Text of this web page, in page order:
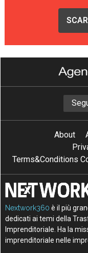
About
Terms&Conditions
Nextwork360 è il più
dedicati ai temi della
Imprenditoriale. Ha la
imprenditoriale nelle